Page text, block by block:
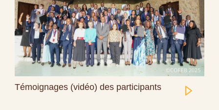
Témoignages (vidéo) des participants